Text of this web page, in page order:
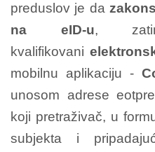
preduslov je da
na eID-u,
kvalifikovani
mobilnu aplikaciju -
unosom adrese
koji pretraživač, u
subjekta i